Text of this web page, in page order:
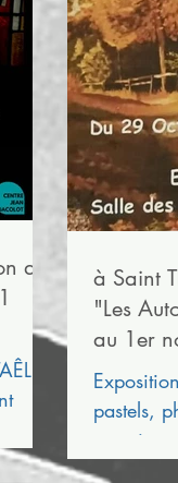
de
à Saint
"Les
au 1er
pastels,
14h00 à